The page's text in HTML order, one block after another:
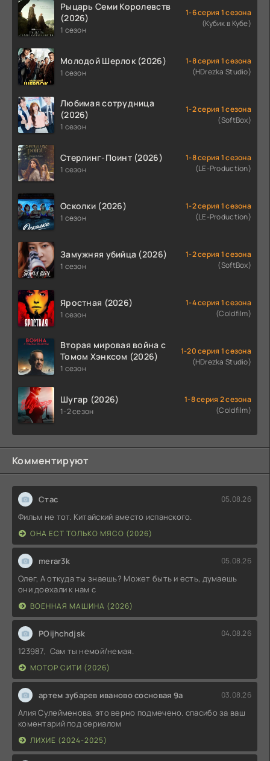
Рыцарь Семи Королевств
(2026)
1 сезон
1-6 серия 1 сезона
(Кубик в Кубе)
Молодой Шерлок (2026)
1 сезон
1-8 серия 1 сезона
(HDrezka Studio)
Любимая сотрудница
(2026)
1 сезон
1-2 серия 1 сезона
(SoftBox)
Стерлинг-Поинт (2026)
1 сезон
1-8 серия 1 сезона
(LE-Production)
Осколки (2026)
1 сезон
1-2 серия 1 сезона
(LE-Production)
Замужняя убийца (2026)
1 сезон
1-2 серия 1 сезона
(SoftBox)
Яростная (2026)
1 сезон
1-4 серия 1 сезона
(Coldfilm)
Вторая мировая война с
Томом Хэнксом (2026)
1 сезон
1-20 серия 1 сезона
(HDrezka Studio)
Шугар (2026)
1-2 сезон
1-8 серия 2 сезона
(Coldfilm)
Комментируют
Стас 05.08.26
Фильм не тот. Китайский вместо испанского.
ОНА ЕСТ ТОЛЬКО МЯСО (2026)
merar3k 05.08.26
Олег, А откуда ты знаешь? Может быть и есть, думаешь
они доехали к нам с
ВОЕННАЯ МАШИНА (2026)
POijhchdjsk 04.08.26
123987, Сам ты немой/немая.
МОТОР СИТИ (2026)
артем зубарев иваново сосновая 9а 03.08.26
Алия Сулейменова, это верно подмечено. спасибо за ваш
коментарий под сериалом
ЛИХИЕ (2024-2025)